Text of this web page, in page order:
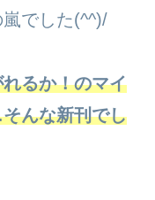
でした(^^)/
るか！のマイ
んな新刊でし